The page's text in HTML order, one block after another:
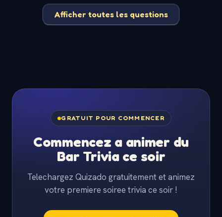
Afficher toutes les questions
GRATUIT POUR COMMENCER
Commencez a animer du
Bar Trivia ce soir
Telechargez Quizado gratuitement et animez
votre premiere soiree trivia ce soir !